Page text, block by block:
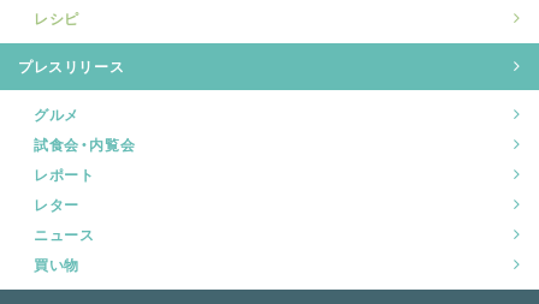
レシピ
プレスリリース
グルメ
試食会・内覧会
レポート
レター
ニュース
買い物